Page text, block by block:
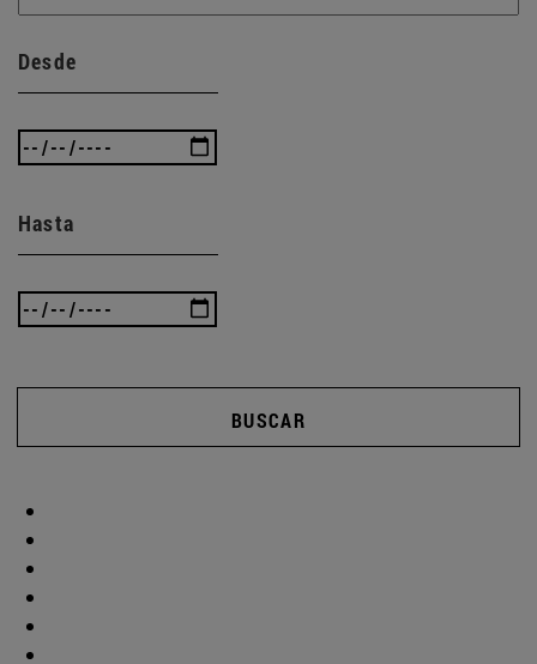
Desde
Hasta
BUSCAR